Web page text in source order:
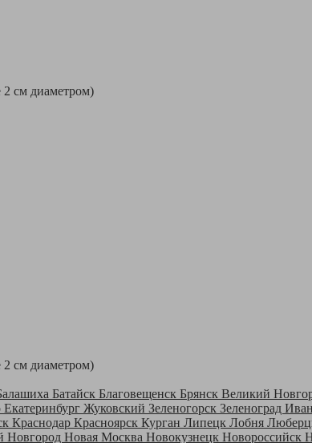
2 см диаметром)
2 см диаметром)
Батайск Благовещенск Брянск Великий
Екатеринбург Жуковский Зеленогорск Зеленоград
Краснодар Красноярск Курган Липецк Лобня
Новгород Новая Москва Новокузнецк Новороссийск